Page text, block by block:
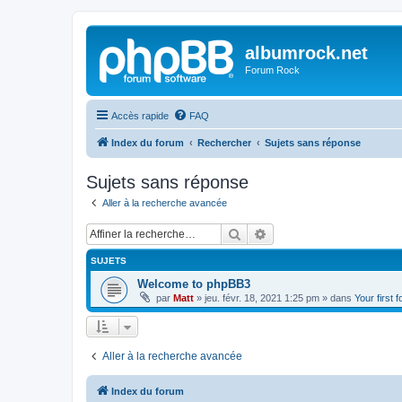
albumrock.net
Forum Rock
Accès rapide FAQ
Index du forum Rechercher Sujets sans réponse
Sujets sans réponse
Aller à la recherche avancée
Rechercher
SUJETS
Welcome to phpBB3
par Matt » jeu. févr. 18, 2021 1:25 pm » dans Your first
Aller à la recherche avancée
Index du forum